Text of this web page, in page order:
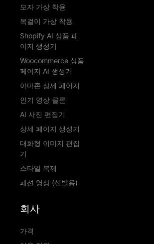
모자 가상 착용
목걸이 가상 착용
Shopify AI 상품 페
이지 생성기
Woocommerce 상품
페이지 AI 생성기
아마존 상세 페이지
인기 영상 클론
AI 사진 편집기
상세 페이지 생성기
대화형 이미지 편집
기
스타일 복제
패션 영상 (신발용)
회사
가격